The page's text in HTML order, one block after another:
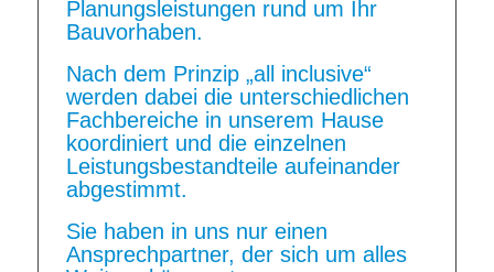
Planungsleistungen rund um Ihr
Bauvorhaben.
Nach dem Prinzip „all inclusive“
werden dabei die unterschiedlichen
Fachbereiche in unserem Hause
koordiniert und die einzelnen
Leistungsbestandteile aufeinander
abgestimmt.
Sie haben in uns nur einen
Ansprechpartner, der sich um alles